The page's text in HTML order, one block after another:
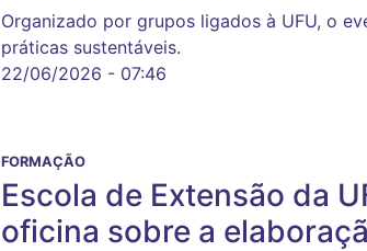
Organizado por grupos ligados à UFU, o
práticas sustentáveis.
22/06/2026 - 07:46
FORMAÇÃO
Escola de Extensão da
oficina sobre a